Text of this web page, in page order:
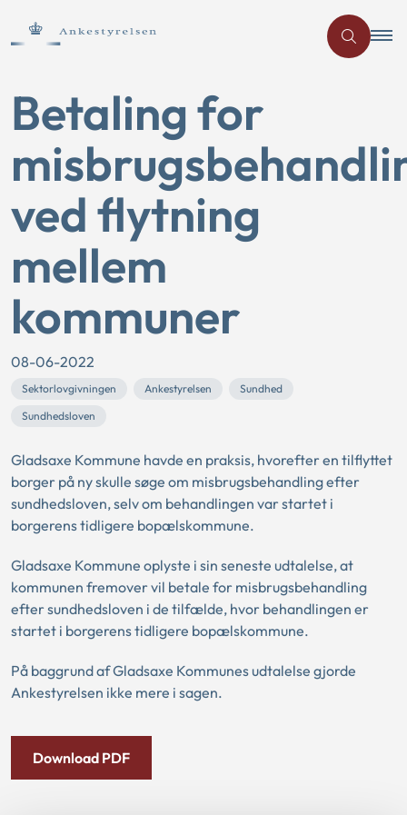
Betaling for
ved flytning
mellem
kommuner
08-06-2022
Sektorlovgivningen Ankestyrelsen
Sundhed
Sundhedsloven
Gladsaxe Kommune havde en praksis, hvorefter en tilflyttet
borger på ny skulle søge om misbrugsbehandling efter
sundhedsloven, selv om behandlingen var startet i
borgerens tidligere bopælskommune.
Gladsaxe Kommune oplyste i sin seneste udtalelse, at
kommunen fremover vil betale for misbrugsbehandling
efter sundhedsloven i de tilfælde, hvor behandlingen er
startet i borgerens tidligere bopælskommune.
På baggrund af Gladsaxe Kommunes udtalelse gjorde
Ankestyrelsen ikke mere i sagen.
Download PDF